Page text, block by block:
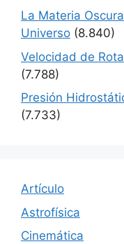
La Materia
Universo (8.840)
Velocidad de
(7.788)
Presión
(7.733)
Artículo
Astrofísica
Cinemática